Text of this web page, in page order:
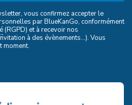
vous confirmez accepter le
par BlueKanGo, conformément
(RGPD) et à recevoir nos
à des évènements...). Vous
moment.